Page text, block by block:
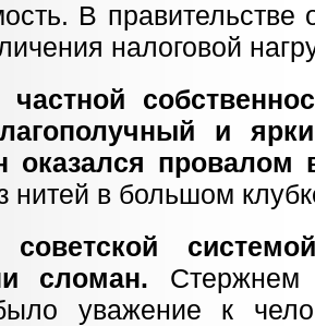
В правительстве
налоговой
частной
и
оказался провалом
нитей в большом
сломан. Стержнем
уважение к